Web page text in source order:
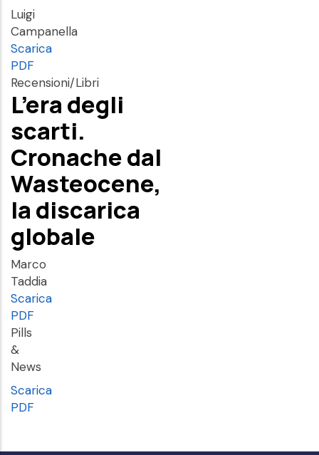
Luigi
Campanella
Scarica
PDF
Recensioni/Libri
L’era degli
scarti.
Cronache dal
Wasteocene,
la discarica
globale
Marco
Taddia
Scarica
PDF
Pills
&
News
Scarica
PDF